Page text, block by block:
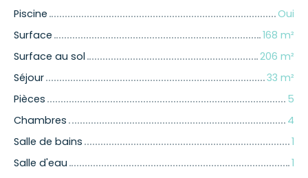
Piscine
Oui
Surface
168 m²
Surface au sol
206 m²
Séjour
33 m²
Pièces
5
Chambres
4
Salle de bains
1
Salle d'eau
1